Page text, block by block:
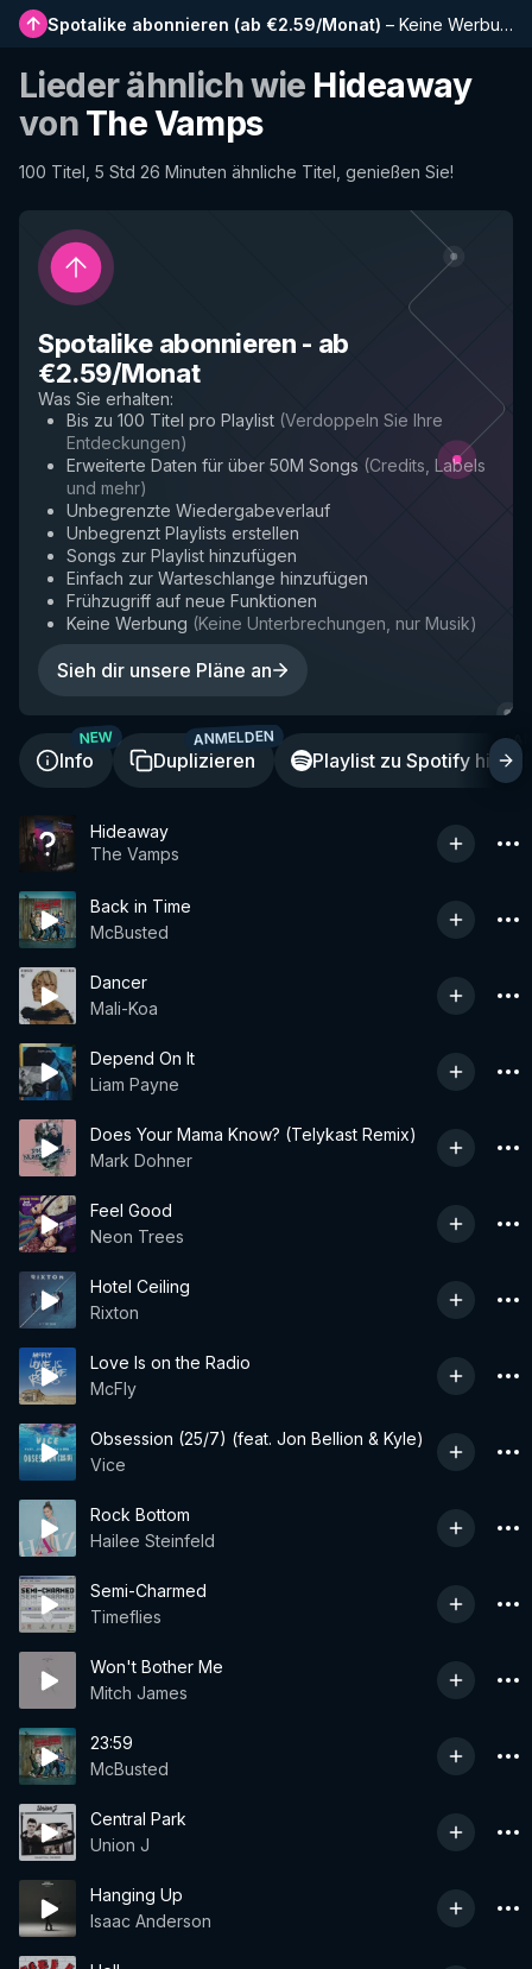
Spotalike abonnieren (ab €2.59/Monat) – Keine Werbung, längere Playlists, vollständiger Verlauf und Frühzugriff auf neue Funktionen
Lieder ähnlich wie Hideaway
von The Vamps
100 Titel, 5 Std 26 Minuten ähnliche Titel, genießen Sie!
Spotalike abonnieren - ab
€2.59/Monat
Was Sie erhalten:
Bis zu 100 Titel pro Playlist (Verdoppeln Sie Ihre
Entdeckungen)
Erweiterte Daten für über 50M Songs (Credits, Labels
und mehr)
Unbegrenzte Wiedergabeverlauf
Unbegrenzt Playlists erstellen
Songs zur Playlist hinzufügen
Einfach zur Warteschlange hinzufügen
Frühzugriff auf neue Funktionen
Keine Werbung (Keine Unterbrechungen, nur Musik)
Sieh dir unsere Pläne an
Info
NEW
Duplizieren
ANMELDEN
Playlist zu Spotify
Hideaway
The Vamps
Back in Time
McBusted
Dancer
Mali-Koa
Depend On It
Liam Payne
Does Your Mama Know? (Telykast Remix)
Mark Dohner
Feel Good
Neon Trees
Hotel Ceiling
Rixton
Love Is on the Radio
McFly
Obsession (25/7) (feat. Jon Bellion & Kyle)
Vice
Rock Bottom
Hailee Steinfeld
Semi-Charmed
Timeflies
Won't Bother Me
Mitch James
23:59
McBusted
Central Park
Union J
Hanging Up
Isaac Anderson